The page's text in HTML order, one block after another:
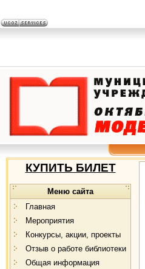
КУПИТЬ БИЛЕТ
Меню сайта
Главная
Мероприятия
Конкурсы, акции, проекты
Отзыв о работе библиотеки
Общая информация